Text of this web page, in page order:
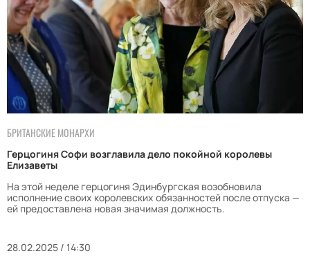
БРИТАНСКИЕ МОНАРХИ
Герцогиня Софи возглавила дело покойной королевы
Елизаветы
На этой неделе герцогиня Эдинбургская возобновила
исполнение своих королевских обязанностей после отпуска —
ей предоставлена новая значимая должность.
28.02.2025 / 14:30